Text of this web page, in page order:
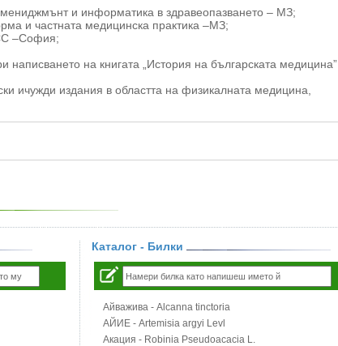
мениджмънт и информатика в здравеопазването – МЗ;
и частната медицинска практика –МЗ;
–София;
написването на книгата „История на българската медицина”
ичужди издания в областта на физикалната медицина,
Каталог - Билки
Айважива - Alcanna tinctoria
АЙИЕ - Artemisia argyi Levl
Акация - Robinia Pseudoacacia L.